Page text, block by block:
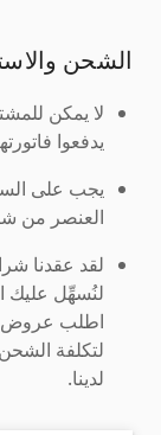
الشحن
لا يمكن
يدفعوا
يجب على
العنصر من
لقد عقدنا
لنُسهِّل عليك
اطلب عروض
لتكلفة
لدينا.